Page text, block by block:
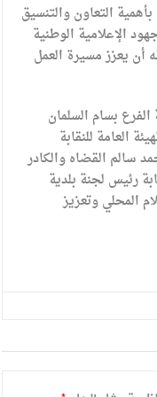
التعاون والتنسيق
الإعلامية الوطنية
أن يعزز مسيرة العمل
بسام السلمان
العامة للنقابة
سالم القضاه والكادر
رئيس لجنة بلدية
المحلي وتعزيز